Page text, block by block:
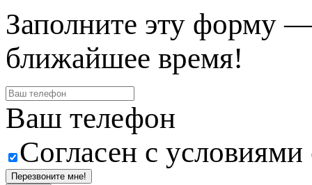
Заполните эту форму
ближайшее время!
Ваш телефон
Согласен с
Перезвоните мне!